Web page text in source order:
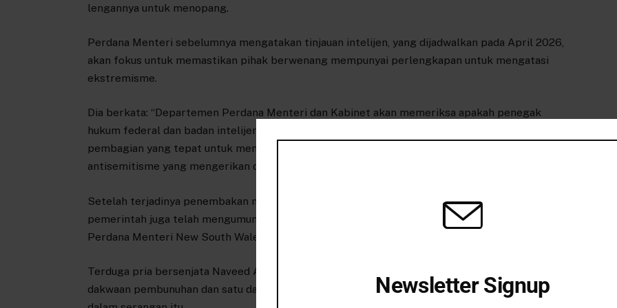
lengannya untuk menopang.
Perdana Menteri sebelumnya mengatakan tinjauan intelijen, yang dijadwalkan pada April 2026,
akan fokus untuk memastikan pihak berwenang mempunyai perlengkapan untuk mengatasi
ekstremisme.
Dia berkata: “Departemen Perdana Menteri dan Kabinet akan memeriksa apakah penegak
hukum federal dan badan intelijen memiliki kekuasaan, struktur, proses, dan pengaturan
pembagian yang tepat untuk menjaga keamanan warga Australia setelah serangan teroris
antisemitisme yang mengerikan di Pantai Bondi.”
Setelah terjadinya penembakan massal paling mematikan di Australia dalam hampir tiga dekade,
pemerintah juga telah mengumumkan
berencana untuk memperketat kontrol senjata
Perdana Menteri New South Wales berupaya untuk menindak ujaran kebencian.
Terduga pria bersenjata Naveed Akram, 24,
dakwaan pembunuhan dan satu dakwaan melakukan tindakan teroris. Ayahnya Sajid terbunuh
Newsletter Signup